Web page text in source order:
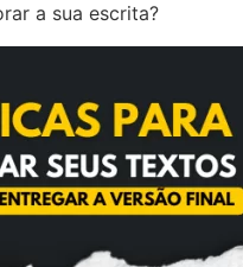
a sua escrita?